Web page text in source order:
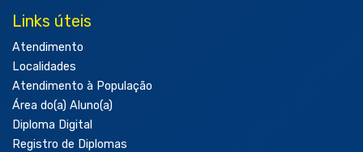
Links úteis
Atendimento
Localidades
Atendimento à População
Área do(a) Aluno(a)
Diploma Digital
Registro de Diplomas